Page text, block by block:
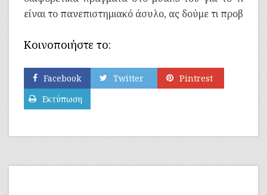
είναι το πανεπιστημιακό άσυλο, ας δούμε τι προβ
Κοινοποιήστε το:
Facebook Twitter
Pintrest
Εκτύπωση